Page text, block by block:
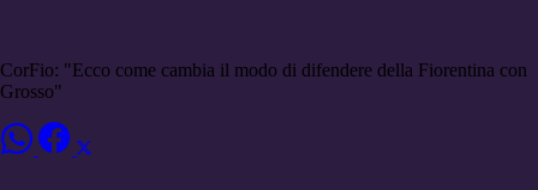
CorFio: "Ecco come cambia il modo di difendere della Fiorentina con
Grosso"